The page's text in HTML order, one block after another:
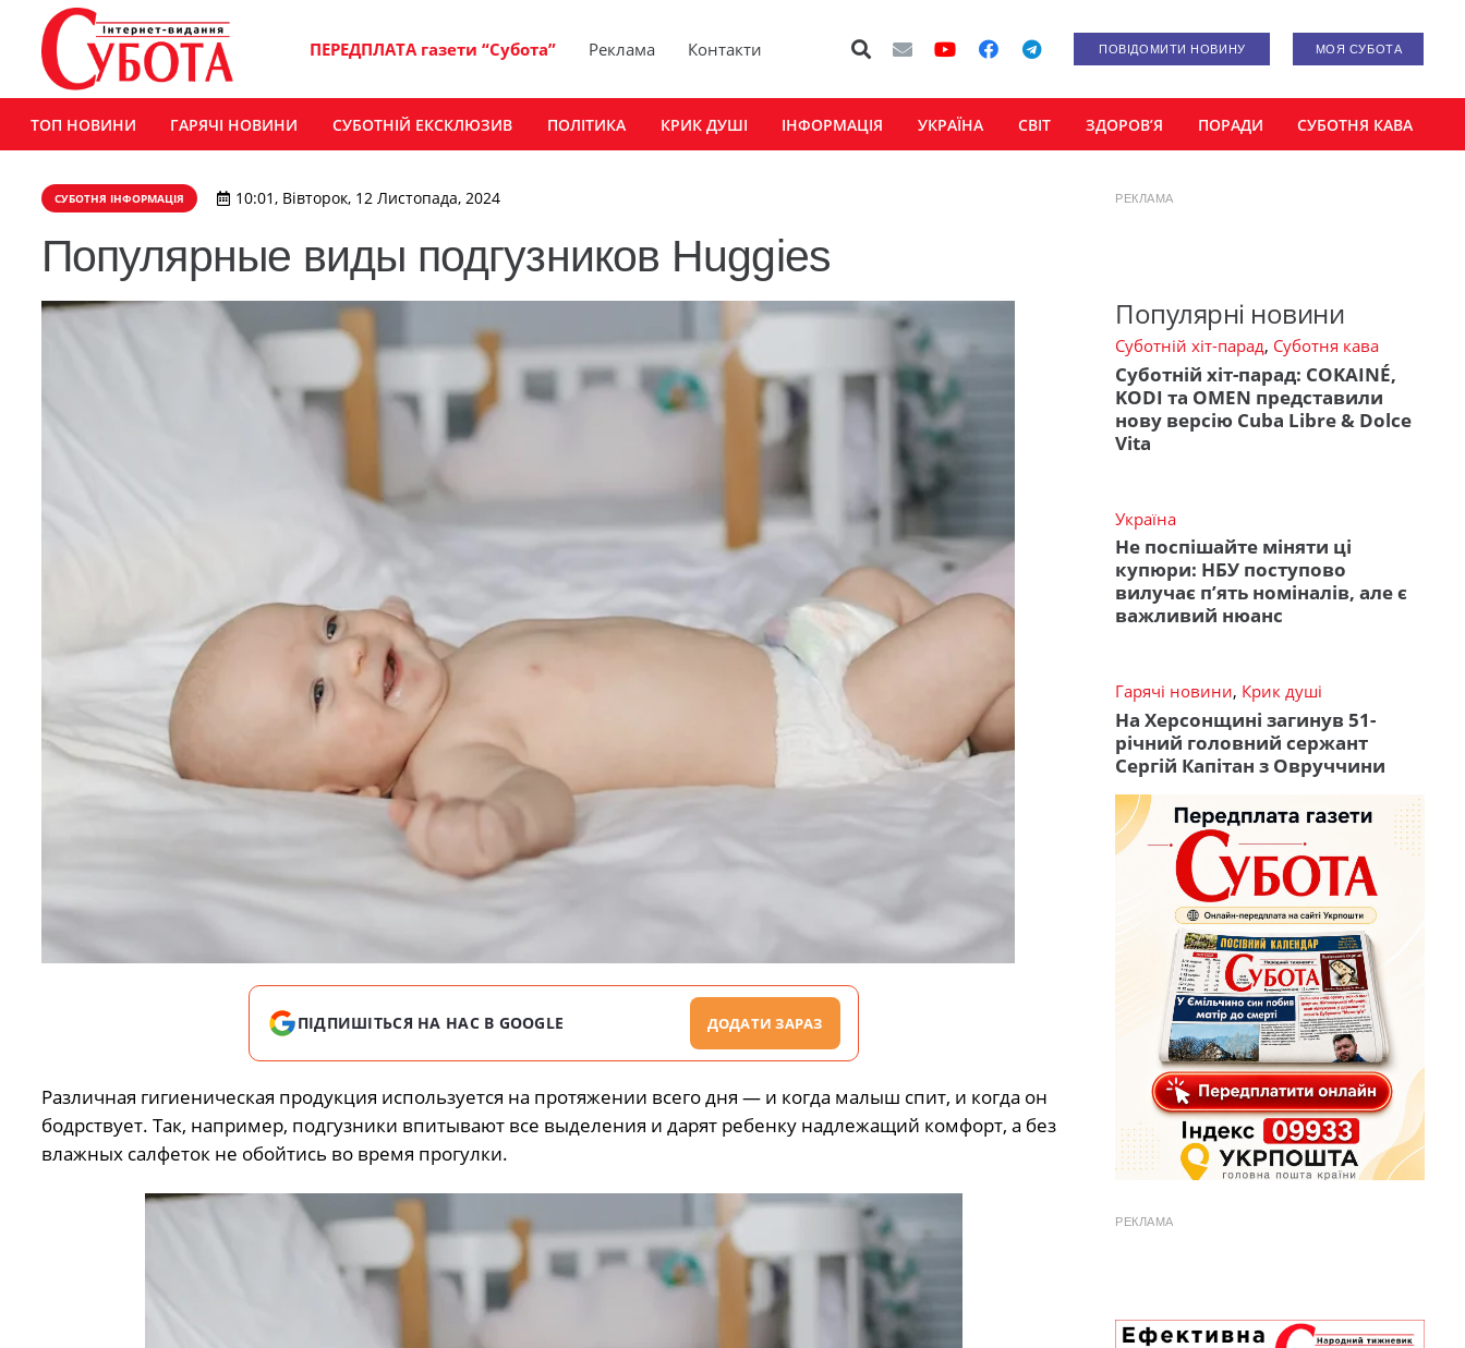
ПЕРЕДПЛАТА газети “Субота” Реклама Контакти ПОВІДОМИТИ НОВИНУ МОЯ СУБОТА
ТОП НОВИНИ ГАРЯЧІ НОВИНИ СУБОТНІЙ ЕКСКЛЮЗИВ ПОЛІТИКА КРИК ДУШІ ІНФОРМАЦІЯ УКРАЇНА СВІТ ЗДОРОВ’Я ПОРАДИ СУБОТНЯ КАВА
СУБОТНЯ ІНФОРМАЦІЯ 10:01, Вівторок, 12 Листопада, 2024
Популярные виды подгузников Huggies
ПІДПИШІТЬСЯ НА НАС В GOOGLE ДОДАТИ ЗАРАЗ
Различная гигиеническая продукция используется на протяжении всего дня — и когда малыш спит, и когда он
бодрствует. Так, например, подгузники впитывают все выделения и дарят ребенку надлежащий комфорт, а без
влажных салфеток не обойтись во время прогулки.
РЕКЛАМА
Популярні новини
Суботній хіт-парад, Суботня кава
Суботній хіт-парад: COKAINÉ,
KODI та OMEN представили
нову версію Cuba Libre & Dolce
Vita
Україна
Не поспішайте міняти ці
купюри: НБУ поступово
вилучає п’ять номіналів, але є
важливий нюанс
Гарячі новини, Крик душі
На Херсонщині загинув 51-
річний головний сержант
Сергій Капітан з Овруччини
РЕКЛАМА